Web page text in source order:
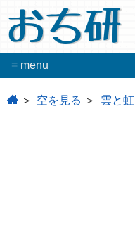
おち研
≡ menu
home 空を見る 雲と虹